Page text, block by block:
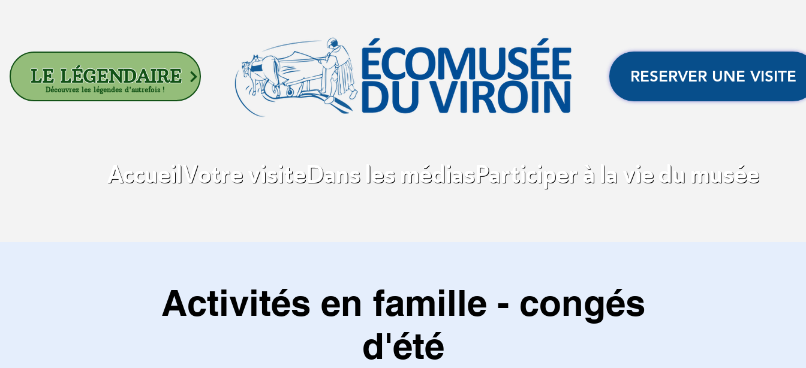
AccueilVotre visiteDans les médiasParticiper à la vie du musée
RESERVER UNE VISITE
LE LÉGENDAIRE
Découvrez les légendes d'autrefois !
Activités en famille - congés
d'été